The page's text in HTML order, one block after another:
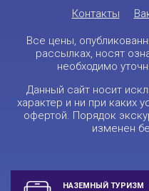
Контакты
Все цены,
рассылках, носят
необходимо
Данный сайт носит
характер и ни при каких
офертой. Порядок
изменен
НАЗЕМНЫЙ ТУРИЗМ